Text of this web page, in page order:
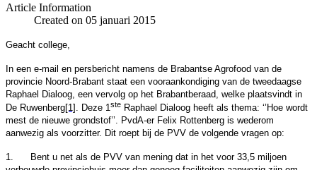
Article Information
Created on 05 januari 2015
Geacht college,
In een e-mail en persbericht namens de Brabantse Agrofood van de
provincie Noord-Brabant staat een vooraankondiging van de tweedaagse
Raphael Dialoog, een vervolg op het Brabantberaad, welke plaatsvindt in
De Ruwenberg[1] . Deze 1ste Raphael Dialoog heeft als thema: ‘’Hoe wordt
mest de nieuwe grondstof’’. PvdA-er Felix Rottenberg is wederom
aanwezig als voorzitter. Dit roept bij de PVV de volgende vragen op:
1.
Bent u net als de PVV van mening dat in het voor 33,5 miljoen